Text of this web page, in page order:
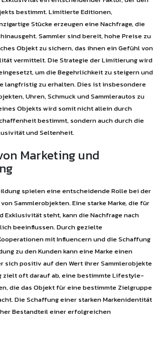
bestimmt. Limitierte Editionen,
Stücke erzeugen eine Nachfrage, die
Sammler sind bereit, hohe Preise zu
Objekt zu sichern, das ihnen ein Gefühl von
vermittelt. Die Strategie der Limitierung wird
um die Begehrlichkeit zu steigern und
langfristig zu erhalten. Dies ist insbesondere
Uhren, Schmuck und Sammlerautos zu
Objekts wird somit nicht allein durch
bestimmt, sondern auch durch die
und Seltenheit.
Marketing und
spielen eine entscheidende Rolle bei der
Sammlerobjekten. Eine starke Marke, die für
Exklusivität steht, kann die Nachfrage nach
beeinflussen. Durch gezielte
mit Influencern und die Schaffung
zu den Kunden kann eine Marke einen
sich positiv auf den Wert ihrer Sammlerobjekte
zielt oft darauf ab, eine bestimmte Lifestyle-
die das Objekt für eine bestimmte Zielgruppe
Die Schaffung einer starken Markenidentität
Bestandteil einer erfolgreichen